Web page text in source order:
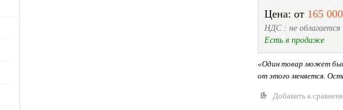
Цена: от 165
НДС : не облагается
Есть в продаже
«Один товар может
от этого меняется.
Добавить к